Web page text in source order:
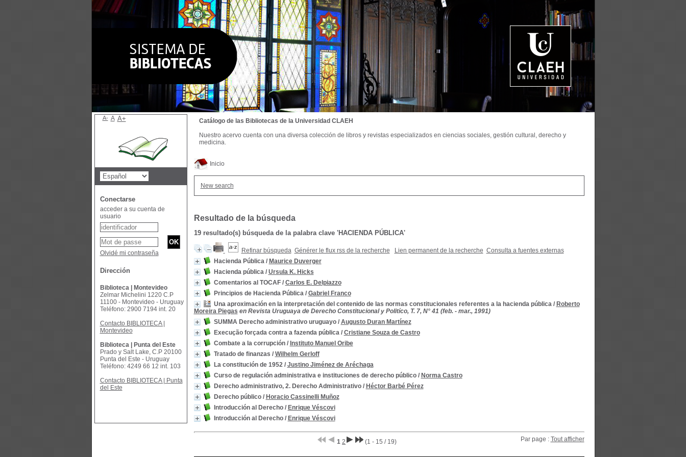
Inicio
New search
Resultado de la búsqueda
19 resultado(s) búsqueda de la palabra clave 'HACIENDA PÚBLICA'
Refinar búsqueda Générer le flux rss de la recherche Lien permanent de la recherche Consulta a fuentes externas
Hacienda Pública/ Maurice Duverger
Hacienda pública/ Ursula K. Hicks
Comentarios al TOCAF/ Carlos E. Delpiazzo
Principios de Hacienda Pública/ Gabriel Franco
Una aproximación en la interpretación del contenido de las normas constitucionales referentes a la hacienda pública/ Roberto
Moreira Piegas en Revista Uruguaya de Derecho Constitucional y Politíco, T. 7, N° 41 (feb. - mar., 1991)
SUMMA Derecho administrativo uruguayo/ Augusto Duran Martínez
Execução forçada contra a fazenda pública/ Cristiane Souza de Castro
Combate a la corrupción/ Instituto Manuel Oribe
Tratado de finanzas / Wilhelm Gerloff
La constitución de 1952/ Justino Jiménez de Aréchaga
Curso de regulación administrativa e instituciones de derecho público/ Norma Castro
Derecho administrativo, 2. Derecho Administrativo/ Héctor Barbé Pérez
Derecho público/ Horacio Cassinelli Muñoz
Introducción al Derecho/ Enrique Véscovi
Introducción al Derecho/ Enrique Véscovi
1 2 (1 - 15 / 19) Par page : Tout afficher
Catálogo de las Bibliotecas de la Universidad CLAEH
Nuestro acervo cuenta con una diversa colección de libros y revistas especializados en ciencias sociales, gestión cultural, derecho y
medicina.
A- A A+
Conectarse
acceder a su cuenta de
usuario
Olvidé mi contraseña
Dirección
Biblioteca | Montevideo
Zelmar Michelini 1220 C.P
11100 - Montevideo - Uruguay
Teléfono: 2900 7194 int. 20
Contacto BIBLIOTECA |
Montevideo
Biblioteca | Punta del Este
Prado y Salt Lake, C.P 20100
Punta del Este - Uruguay
Teléfono: 4249 66 12 int. 103
Contacto BIBLIOTECA | Punta
del Este